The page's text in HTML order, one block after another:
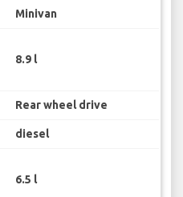
Minivan
8.9 l
Rear wheel drive
diesel
6.5 l